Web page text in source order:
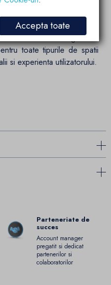
alegerea ideala pentru
moderne, oferind nu doar
si o nota de eleganta si
toate tipurile de spatii
si experienta utilizatorului.
Parteneriate de
succes
Account manager
pregatit si dedicat
partenerilor si
colaboratorilor
Accepta toate